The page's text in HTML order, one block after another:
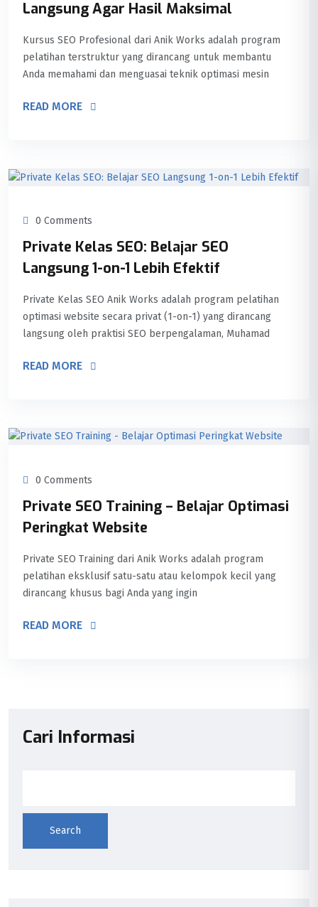
Langsung Agar Hasil Maksimal
Kursus SEO Profesional dari Anik Works adalah program
pelatihan terstruktur yang dirancang untuk membantu
Anda memahami dan menguasai teknik optimasi mesin
READ MORE
0 Comments
Private Kelas SEO: Belajar SEO
Langsung 1-on-1 Lebih Efektif
Private Kelas SEO Anik Works adalah program pelatihan
optimasi website secara privat (1-on-1) yang dirancang
langsung oleh praktisi SEO berpengalaman, Muhamad
READ MORE
0 Comments
Private SEO Training – Belajar Optimasi
Peringkat Website
Private SEO Training dari Anik Works adalah program
pelatihan eksklusif satu-satu atau kelompok kecil yang
dirancang khusus bagi Anda yang ingin
READ MORE
Cari Informasi
Search